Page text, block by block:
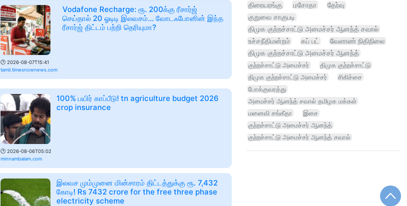
🕑 2026-08-07T15:41
tamil.timesnownews.com
Vodafone Recharge: ரூ. 200க்கு ரீசார்ஜ்
செய்தால் 20 ஓடிடி இலவசம்... வோடஃபோனின் இந்த
ரீசார்ஜ் திட்டம் பற்றி தெரியுமா?
🕑 2026-08-06T05:02
minnambalam.com
100% பயிர் காப்பீடு! tn agriculture budget 2026
crop insurance
இலவச மும்முனை மின்சாரம் திட்டத்துக்கு ரூ. 7,432
கோடி! Rs 7432 crore for the free three phase
electricity scheme
திரையரங்கு
மசோதா
தேர்வு
குறுவை சாகுபடி
திமுக குற்றச்சாட்டு அமைச்சர் ஆனந்த் சவால்
உச்சநீதிமன்றம்
கப் பட்
வேளாண் நிதிநிலை
திமுக குற்றச்சாட்டு அமைச்சர் ஆனந்த்
குற்றச்சாட்டு அமைச்சர்
திமுக குற்றச்சாட்டு
திமுக குற்றச்சாட்டு அமைச்சர்
சிகிச்சை
போக்குவரத்து
அமைச்சர் ஆனந்த் சவால் தமிழக மக்கள்
மனைவி சங்கீதா
இசை
குற்றச்சாட்டு அமைச்சர் ஆனந்த்
குற்றச்சாட்டு அமைச்சர் ஆனந்த் சவால்